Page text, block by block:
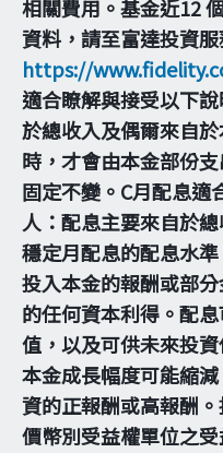
相關費用。基金近12
資料，請至富達投資
https://
適合瞭解與接受以下
於總收入及偶爾來自
時，才會由本金部份
固定不變。C月配息適
人：配息主要來自於
穩定月配息的配息水
投入本金的報酬或部
的任何資本利得。配
值，以及可供未來投
本金成長幅度可能縮
資的正報酬或高報酬
價幣別受益權單位之